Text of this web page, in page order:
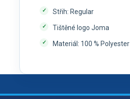
Střih: Regular
Tištěné logo Joma
Materiál: 100 % Polyester